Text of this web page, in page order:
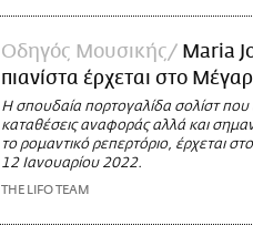
Οδηγός Μουσικής
Maria
πιανίστα έρχεται στο
Η σπουδαία πορτογαλίδα σολίστ που
καταθέσεις αναφοράς αλλά και
το ρομαντικό ρεπερτόριο, έρχεται
12 Ιανουαρίου 2022.
THE LIFO TEAM